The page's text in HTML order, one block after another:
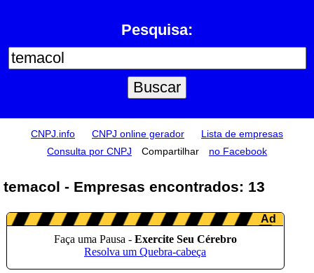
Pesquisa:
CNPJ.info CNPJ online gerador
Lista de empresas
Consulta por CNPJ
Compartilhar no Facebook
temacol - Empresas encontrados: 13